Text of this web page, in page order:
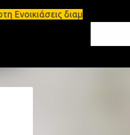
διαμερισμάτων